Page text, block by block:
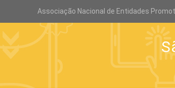
Associação Nacional de Entidades